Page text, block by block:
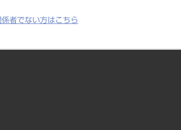
係者でない方はこちら